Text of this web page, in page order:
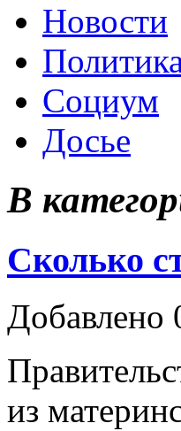
Новости
Социум
Досье
В
Сколько
Добавлено
из